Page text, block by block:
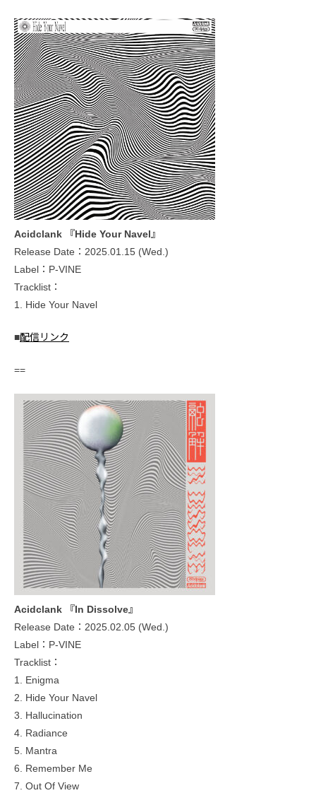
Acidclank 『Hide Your Navel』
Release Date：2025.01.15 (Wed.)
Label：P-VINE
Tracklist：
1. Hide Your Navel
■配信リンク
==
Acidclank 『In Dissolve』
Release Date：2025.02.05 (Wed.)
Label：P-VINE
Tracklist：
1. Enigma
2. Hide Your Navel
3. Hallucination
4. Radiance
5. Mantra
6. Remember Me
7. Out Of View